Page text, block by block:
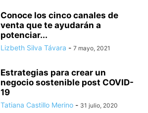
Conoce los cinco canales de
venta que te ayudarán a
potenciar...
Lizbeth Silva Távara - 7 mayo, 2021
Estrategias para crear un
negocio sostenible post COVID-
19
Tatiana Castillo Merino - 31 julio, 2020